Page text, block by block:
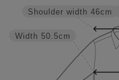
Width 50.5cm
Shoulder width 46cm